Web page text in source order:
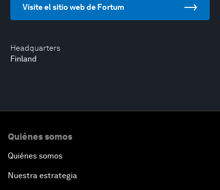
Headquarters
Finland
Visite el sitio web de Fortum
Quiénes somos
Quiénes somos
Nuestra estrategia